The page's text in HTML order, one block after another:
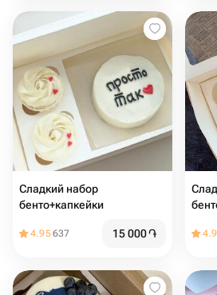
Сладкий набор
бенто+капкейки
4.95637 15 000֏